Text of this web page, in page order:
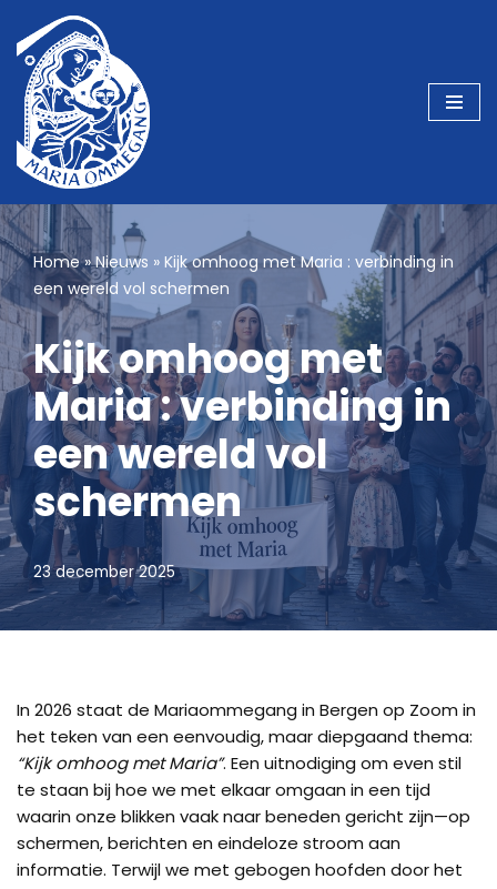
Ga
naar
de
inhoud
Home»Nieuws » Kijk omhoog met Maria : verbinding in
een wereld vol schermen
Kijk omhoog met
Maria : verbinding in
een wereld vol
schermen
23 december 2025
In 2026 staat de Mariaommegang in Bergen op Zoom in
het teken van een eenvoudig, maar diepgaand thema:
“Kijk omhoog met Maria”. Een uitnodiging om even stil
te staan bij hoe we met elkaar omgaan in een tijd
waarin onze blikken vaak naar beneden gericht zijn—op
schermen, berichten en eindeloze stroom aan
informatie. Terwijl we met gebogen hoofden door het